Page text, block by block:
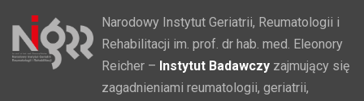
Narodowy Instytut Geriatrii, Reumatologii i
Rehabilitacji im. prof. dr hab. med. Eleonory
Reicher – Instytut Badawczy zajmujący się
zagadnieniami reumatologii, geriatrii,